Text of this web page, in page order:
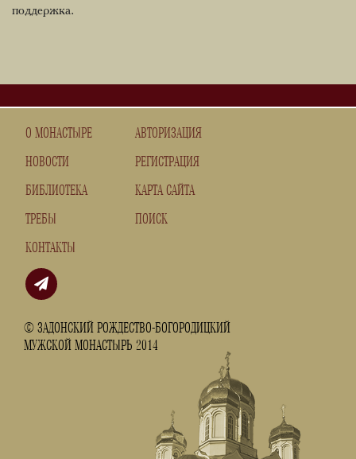
поддержка.
О МОНАСТЫРЕ
НОВОСТИ
БИБЛИОТЕКА
ТРЕБЫ
КОНТАКТЫ
© ЗАДОНСКИЙ РОЖДЕСТВО-БОГОРОДИЦКИЙ
МУЖСКОЙ МОНАСТЫРЬ 2014
АВТОРИЗАЦИЯ
РЕГИСТРАЦИЯ
КАРТА САЙТА
ПОИСК